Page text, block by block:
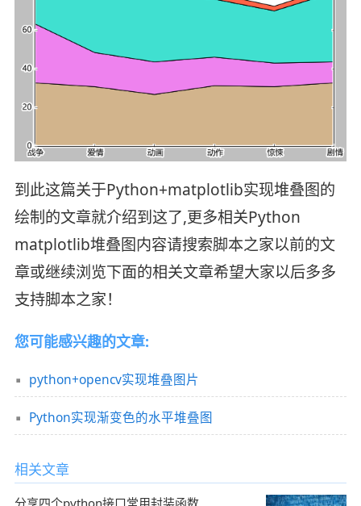
到此这篇关于Python+matplotlib实现堆叠图的
绘制的文章就介绍到这了,更多相关Python
matplotlib堆叠图内容请搜索脚本之家以前的文
章或继续浏览下面的相关文章希望大家以后多多
支持脚本之家！
您可能感兴趣的文章:
python+opencv实现堆叠图片
Python实现渐变色的水平堆叠图
相关文章